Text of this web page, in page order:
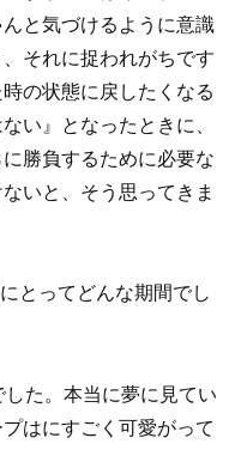
と気づけるように意識
それに捉われがちです
の状態に戻したくなる
い』となったときに、
勝負するために必要な
いと、そう思ってきま
とってどんな期間でし
した。本当に夢に見てい
はにすごく可愛がって